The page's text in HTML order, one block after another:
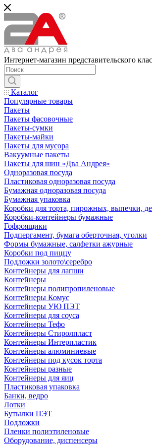
Интернет-магазин представительского
Каталог
Популярные товары
Пакеты
Пакеты фасовочные
Пакеты-сумки
Пакеты-майки
Пакеты для мусора
Вакуумные пакеты
Пакеты для шин «Два Андрея»
Одноразовая посуда
Пластиковая одноразовая посуда
Бумажная одноразовая посуда
Бумажная упаковка
Коробки для торта, пирожных, выпечки,
Коробки-контейнеры бумажные
Гофроящики
Подпергамент, бумага оберточная, уголки
Формы бумажные, салфетки ажурные
Коробки под пиццу
Подложки золото\серебро
Контейнеры для лапши
Контейнеры
Контейнеры полипропиленовые
Контейнеры Комус
Контейнеры УЮ ПЭТ
Контейнеры для соуса
Контейнеры Тефо
Контейнеры Стиролпласт
Контейнеры Интерпластик
Контейнеры алюминиевые
Контейнеры под кусок торта
Контейнеры разные
Контейнеры для яиц
Пластиковая упаковка
Банки, ведро
Лотки
Бутылки ПЭТ
Подложки
Пленки полиэтиленовые
Оборудование, диспенсеры